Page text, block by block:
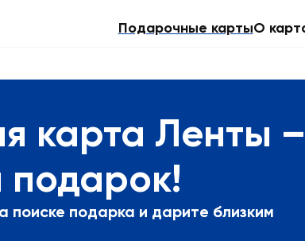
Подарочные картыО
карта Ленты –
подарок!
поиске подарка и дарите близким